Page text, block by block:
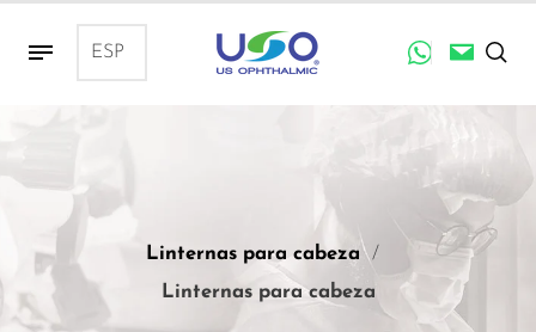
Linternas para cabeza
/
Linternas para cabeza